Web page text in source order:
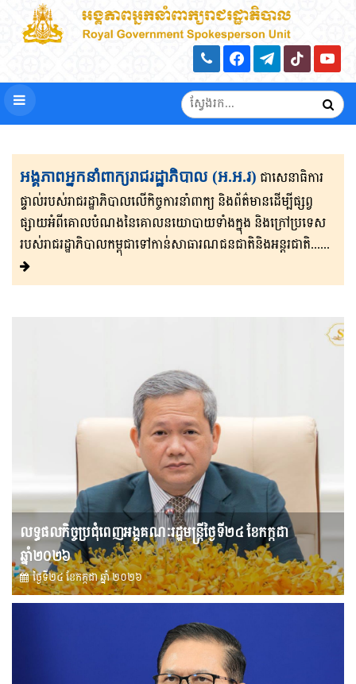
អង្គភាពអ្នកនាំពាក្យរាជរដ្ឋាភិបាល (អ.អ.រ) ជាសេនា​ធិ​កា​រ​​
ផ្ទាល់​របស់រាជរដ្ឋាភិ​បា​ល​លើ​កិច្ចការ​នាំពាក្យ និងព័ត៌មាន​ដើម្បីផ្សព្វ​
ផ្សាយ​​អំពីគោលបំណងនៃគោល​នយោបាយទាំងក្នុង និងក្រៅ​ប្រទេ​​ស​
របស់រាជរដ្ឋា​ភិ​បា​ល​កម្ពុជាទៅកាន់សាធារណជនជាតិនិងអន្តរជាតិ......
លទ្ធផលកិច្ចប្រជុំពេញអង្គគណៈរដ្ឋមន្រ្តីថ្ងៃទី២៤ ខែកក្កដា
ឆ្នាំ២០២៦
ថ្ងៃទី២៤ ខែ​កក្កដា ឆ្នាំ ២០២៦